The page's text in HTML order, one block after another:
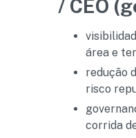
/ CEO
área e
redução
risco
corrida